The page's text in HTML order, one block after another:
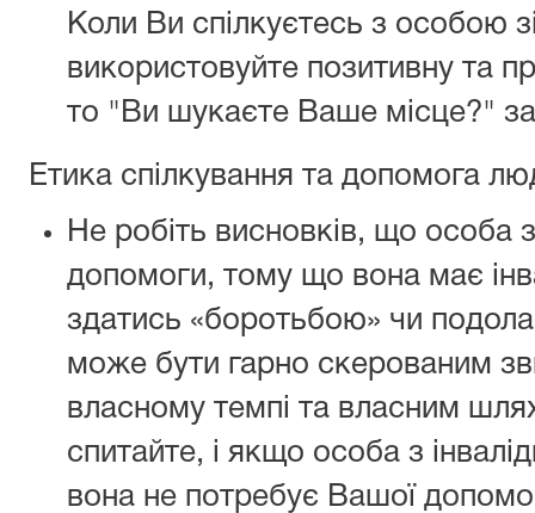
Коли Ви спілкуєтесь з особою
використовуйте позитивну та
то "Ви шукаєте Ваше місце?"
Етика спілкування та допомога
Не робіть висновків, що особа
допомоги, тому що вона має
здатись «боротьбою» чи
може бути гарно скерованим
власному темпі та власним
спитайте, і якщо особа з
вона не потребує Вашої